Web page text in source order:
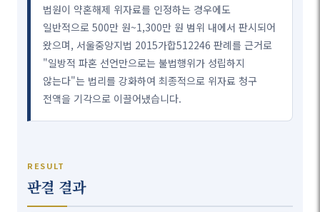
법원이 약혼해제 위자료를 인정하는 경우에도
일반적으로 500만 원~1,300만 원 범위 내에서 판시되어
왔으며, 서울중앙지법 2015가합512246 판례를 근거로
"일방적 파혼 선언만으로는 불법행위가 성립하지
않는다"는 법리를 강화하여 최종적으로 위자료 청구
전액을 기각으로 이끌어냈습니다.
RESULT
판결 결과